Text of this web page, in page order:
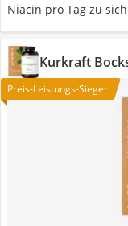
Niacin pro Tag zu
Kurkraft
Preis-Leistungs-Sieger